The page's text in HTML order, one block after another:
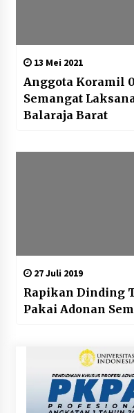
13 Mei 2021
Anggota Koramil
Semangat
Balaraja Barat
27 Juli 2019
Rapikan Dinding
Pakai Adonan